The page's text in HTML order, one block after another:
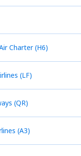
Charter (H6)
(LF)
(QR)
(A3)